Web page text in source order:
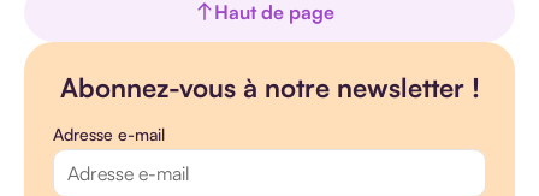
Haut de page
Abonnez-vous à notre newsletter !
Adresse e-mail